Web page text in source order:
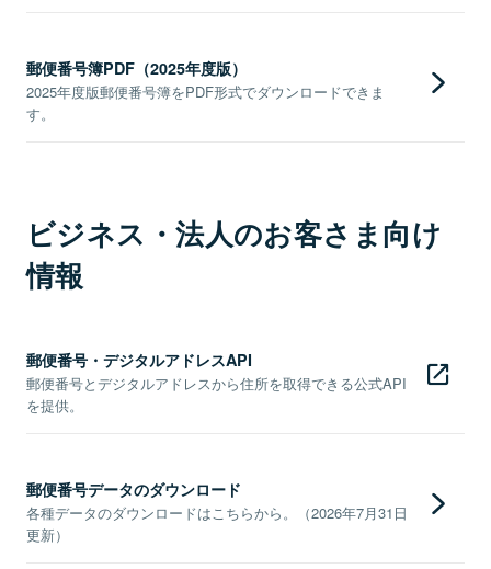
郵便番号簿PDF（2025年度版）
2025年度版郵便番号簿をPDF形式でダウンロードできま
す。
ビジネス・法人のお客さま向け
情報
郵便番号・デジタルアドレスAPI
郵便番号とデジタルアドレスから住所を取得できる公式API
を提供。
郵便番号データのダウンロード
各種データのダウンロードはこちらから。（2026年7月31日
更新）